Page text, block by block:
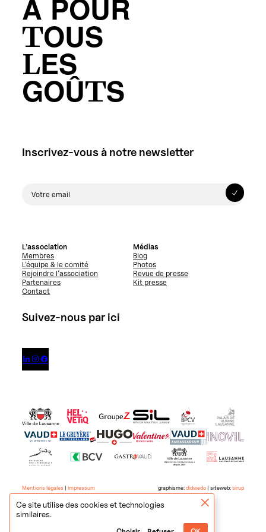
Ce site utilise des cookies et technologies
similaires.
A POUR
TOUS
LES
GOÛTS
Inscrivez-vous à notre newsletter
L’association
Membres
L’équipe & le comité
Rejoindre l’association
Partenaires
Contact
Médias
Blog
Photos
Revue de presse
Kit presse
Suivez-nous par ici
  
Mentions légales |Impressum graphisme:didwedo| siteweb:sirup